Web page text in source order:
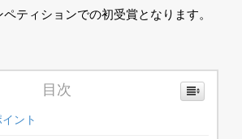
ティションでの初受賞となります。
目次
ント